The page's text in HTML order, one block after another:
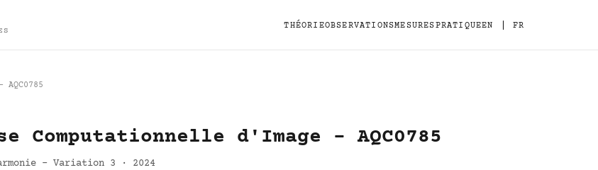
THÉORIEOBSERVATIONSMESURESPRATIQUEEN FR
Computationnelle d'Image - AQC0785
- Variation 3 · 2024